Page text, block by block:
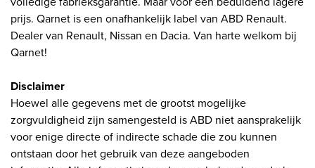
prijs. Qarnet is een onafhankelijk label van ABD Renault.
Dealer van Renault, Nissan en Dacia. Van harte welkom bij
Qarnet!
Disclaimer
Hoewel alle gegevens met de grootst mogelijke
zorgvuldigheid zijn samengesteld is ABD niet aansprakelijk
voor enige directe of indirecte schade die zou kunnen
ontstaan door het gebruik van deze aangeboden